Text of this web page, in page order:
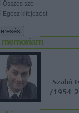
Összes szó
Egész kifejezést
memoriam